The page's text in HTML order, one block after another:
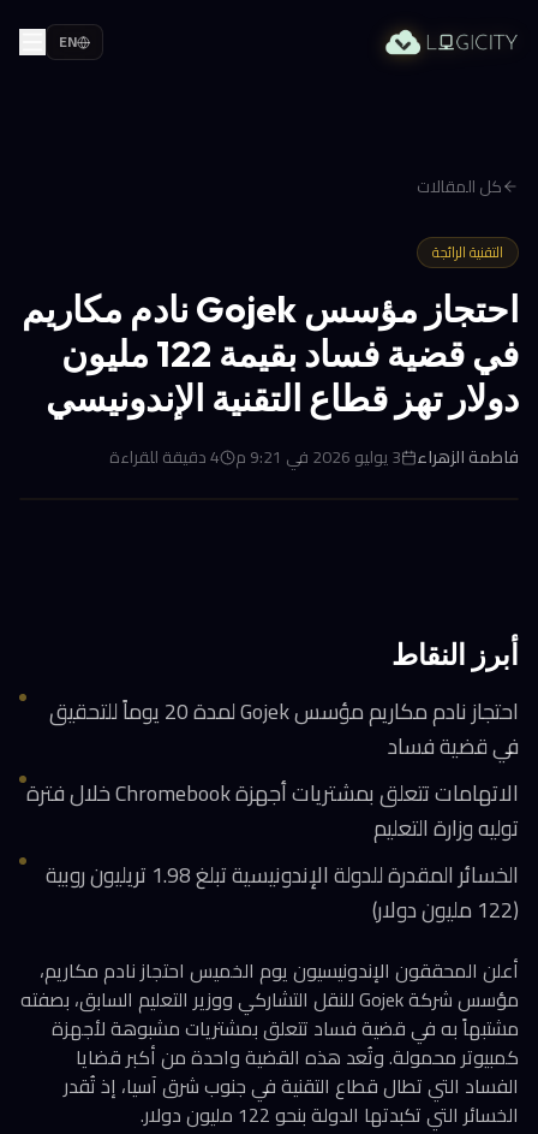
EN
كل المقالات
التقنية الرائجة
احتجاز مؤسس Gojek نادم مكاريم
في قضية فساد بقيمة 122 مليون
دولار تهز قطاع التقنية الإندونيسي
فاطمة الزهراء 3 يوليو 2026 في 9:21 م 4دقيقة للقراءة
أبرز النقاط
احتجاز نادم مكاريم مؤسس Gojek لمدة 20 يوماً للتحقيق
في قضية فساد
الاتهامات تتعلق بمشتريات أجهزة Chromebook خلال فترة
توليه وزارة التعليم
الخسائر المقدرة للدولة الإندونيسية تبلغ 1.98 تريليون روبية
(122 مليون دولار)
أعلن المحققون الإندونيسيون يوم الخميس احتجاز نادم مكاريم،
مؤسس شركة Gojek للنقل التشاركي ووزير التعليم السابق، بصفته
مشتبهاً به في قضية فساد تتعلق بمشتريات مشبوهة لأجهزة
كمبيوتر محمولة. وتُعد هذه القضية واحدة من أكبر قضايا
الفساد التي تطال قطاع التقنية في جنوب شرق آسيا، إذ تُقدر
الخسائر التي تكبدتها الدولة بنحو 122 مليون دولار.